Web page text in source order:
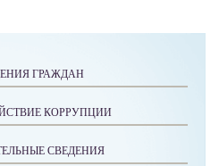
ГРАЖДАН
КОРРУПЦИИ
СВЕДЕНИЯ